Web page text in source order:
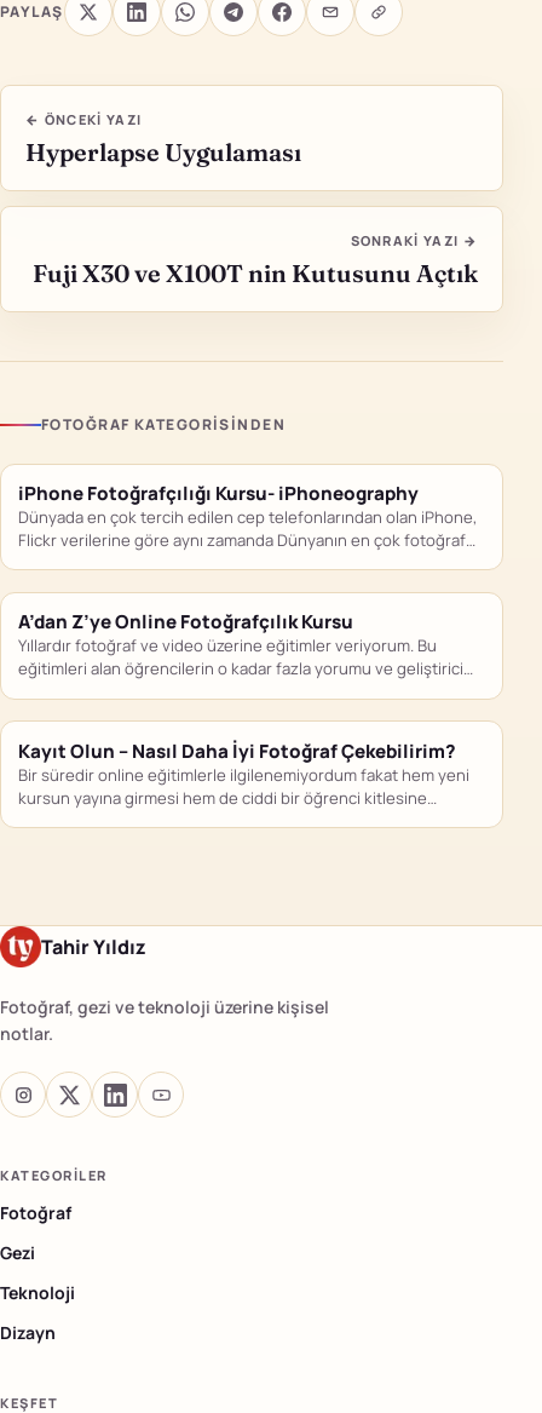
PAYLAŞ
← ÖNCEKI YAZI
Hyperlapse Uygulaması
SONRAKI YAZI →
Fuji X30 ve X100T nin Kutusunu Açtık
FOTOĞRAF KATEGORISINDEN
iPhone Fotoğrafçılığı Kursu- iPhoneography
Dünyada en çok tercih edilen cep telefonlarından olan iPhone,
Flickr verilerine göre aynı zamanda Dünyanın en çok fotoğraf…
A’dan Z’ye Online Fotoğrafçılık Kursu
Yıllardır fotoğraf ve video üzerine eğitimler veriyorum. Bu
eğitimleri alan öğrencilerin o kadar fazla yorumu ve geliştirici
Kayıt Olun – Nasıl Daha İyi Fotoğraf Çekebilirim?
Bir süredir online eğitimlerle ilgilenemiyordum fakat hem yeni
kursun yayına girmesi hem de ciddi bir öğrenci kitlesine
Tahir Yıldız
Fotoğraf, gezi ve teknoloji üzerine kişisel
notlar.
KATEGORILER
Fotoğraf
Gezi
Teknoloji
Dizayn
KEŞFET